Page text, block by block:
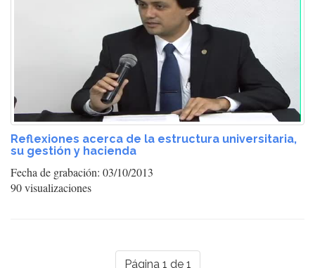
Reflexiones acerca de la estructura universitaria,
su gestión y hacienda
Fecha de grabación: 03/10/2013
90 visualizaciones
Página 1 de 1